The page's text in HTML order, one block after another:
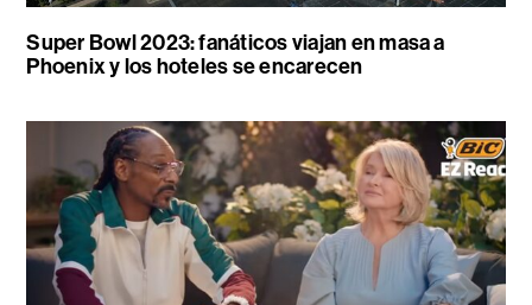
Super Bowl 2023: fanáticos viajan en masa a
Phoenix y los hoteles se encarecen